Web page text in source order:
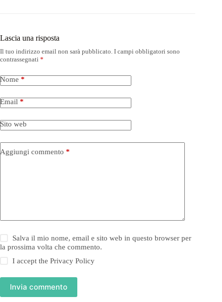
Lascia una risposta
Il tuo indirizzo email non sarà pubblicato. I campi obbligatori sono
contrassegnati *
Nome *
Email *
Sito web
Aggiungi commento *
Salva il mio nome, email e sito web in questo browser per
la prossima volta che commento.
I accept thePrivacy Policy
Invia commento